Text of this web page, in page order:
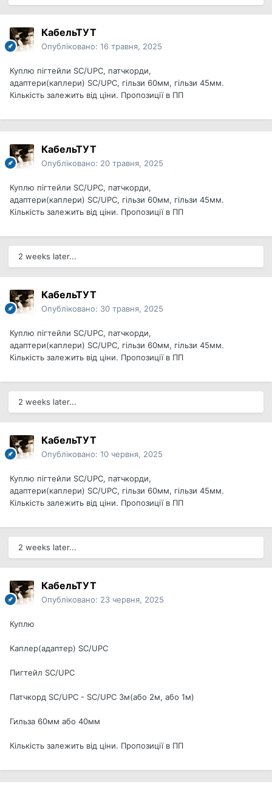
КабельТУТ
Опубліковано: 16 травня, 2025
Куплю пігтейли SC/UPC, патчкорди,
адаптери(каплери) SC/UPC, гільзи 60мм, гільзи 45мм.
Кількість залежить від ціни. Пропозиції в ПП
КабельТУТ
Опубліковано: 20 травня, 2025
Куплю пігтейли SC/UPC, патчкорди,
адаптери(каплери) SC/UPC, гільзи 60мм, гільзи 45мм.
Кількість залежить від ціни. Пропозиції в ПП
2 weeks later...
КабельТУТ
Опубліковано: 30 травня, 2025
Куплю пігтейли SC/UPC, патчкорди,
адаптери(каплери) SC/UPC, гільзи 60мм, гільзи 45мм.
Кількість залежить від ціни. Пропозиції в ПП
2 weeks later...
КабельТУТ
Опубліковано: 10 червня, 2025
Куплю пігтейли SC/UPC, патчкорди,
адаптери(каплери) SC/UPC, гільзи 60мм, гільзи 45мм.
Кількість залежить від ціни. Пропозиції в ПП
2 weeks later...
КабельТУТ
Опубліковано: 23 червня, 2025
Куплю
Каплер(адаптер) SC/UPC
Пигтейл SC/UPC
Патчкорд SC/UPC - SC/UPC 3м(або 2м, або 1м)
Гильза 60мм або 40мм
Кількість залежить від ціни. Пропозиції в ПП